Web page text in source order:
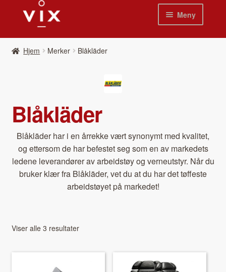
Hopp
til
navigasjon
Hopp
til
innhold
Meny
Hjem
Se kat­a­loger
Video
Om oss
Kon­takt oss
About VIX
Hjem Merker Blåkläder
Blåkläder
Blåk­läder har i en årrekke vært syn­onymt med kvalitet,
og etter­som de har befestet seg som en av markedets
ledene leverandør­er av arbei­d­støy og verneut­styr. Når du
bruk­er klær fra Blåk­läder, vet du at du har det tøffeste
arbei­d­støyet på markedet!
Viser alle 3 resultater